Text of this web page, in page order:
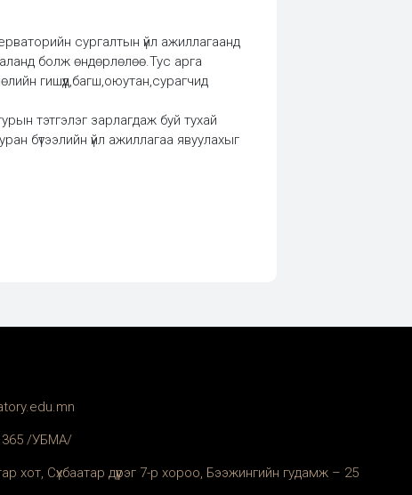
сургалтын үйл ажиллагаанд
болж өндөрлөлөө.Тус арга
гишүүд,багш,оюутан,сурагчид
тэтгэлэг зарлагдаж буй тухай
бүтээлийн үйл ажиллагаа явуулахыг
/УБМА/
хот, Сүхбаатар дүүрэг 7-р хороо, Бээжингийн гудамж – 25